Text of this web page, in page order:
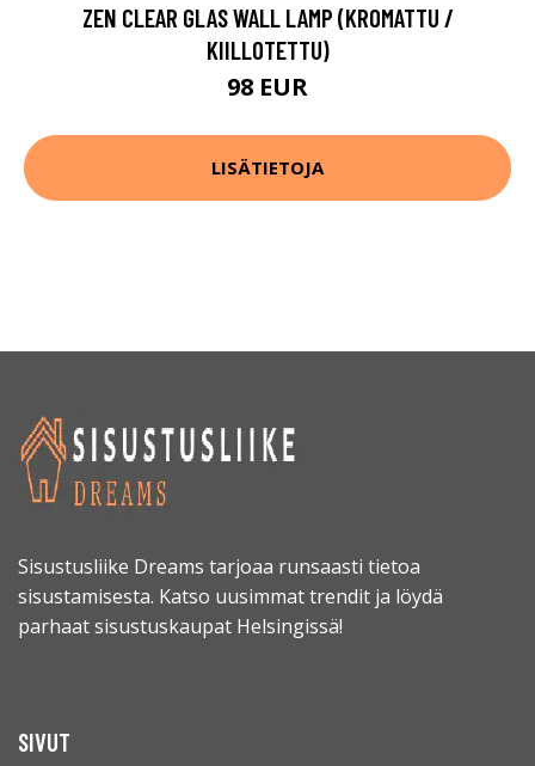
ZEN CLEAR GLAS WALL LAMP (KROMATTU /
KIILLOTETTU)
98 EUR
LISÄTIETOJA
Sisustusliike Dreams tarjoaa runsaasti tietoa
sisustamisesta. Katso uusimmat trendit ja löydä
parhaat sisustuskaupat Helsingissä!
SIVUT